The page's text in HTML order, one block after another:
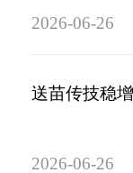
2026-06-26
送苗传技稳
2026-06-26